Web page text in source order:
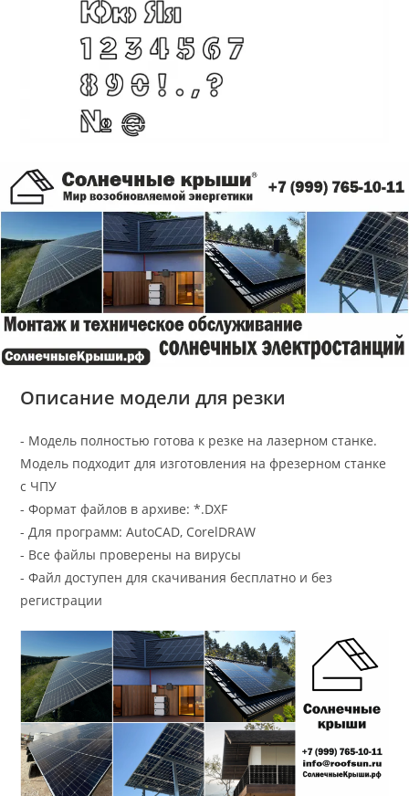
Описание модели для резки
- Модель полностью готова к резке на лазерном станке.
Модель подходит для изготовления на фрезерном станке
с ЧПУ
- Формат файлов в архиве: *.DXF
- Для программ: AutoCAD, CorelDRAW
- Все файлы проверены на вирусы
- Файл доступен для скачивания бесплатно и без
регистрации